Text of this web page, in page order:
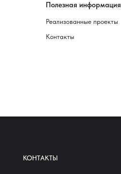
Полезная информация
Реализованные проекты
Контакты
КОНТАКТЫ